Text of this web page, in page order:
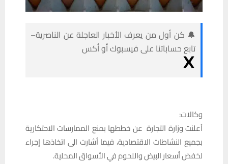
🔔 كن أول من يعرف الأخبار العاجلة عن الناصرية–
تابع حساباتنا على فيسبوك أو أكس
وكالات:
أعلنت وزارة التجارة عن خططها بمنع الممارسات الاحتكارية
بجميع النشاطات الاقتصادية، فيما أشارت الى اتخاذها إجراء
لخفض أسعار البيض واللحوم في الأسواق المحلية.